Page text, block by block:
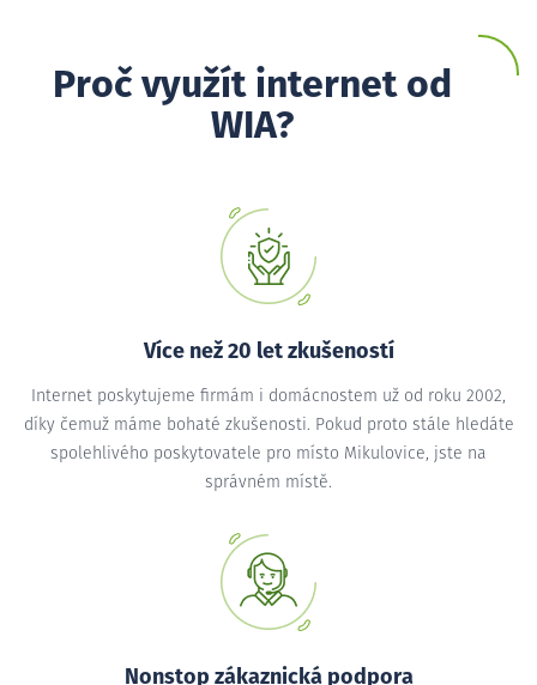
Proč využít internet od
WIA?
Více než 20 let zkušeností
Internet poskytujeme firmám i domácnostem už od roku 2002,
díky čemuž máme bohaté zkušenosti. Pokud proto stále hledáte
spolehlivého poskytovatele pro místo Mikulovice, jste na
správném místě.
Nonstop zákaznická podpora